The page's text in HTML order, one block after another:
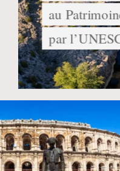
au
par